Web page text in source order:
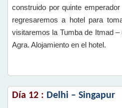
construido por quinte
regresaremos a hotel para
visitaremos la Tumba de Itmad
Agra. Alojamiento en el hotel.
Día 12 : Delhi – Singapur